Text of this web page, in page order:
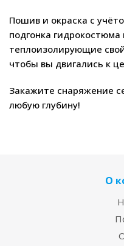
Пошив и окраска с
подгонка
теплоизолирующие
чтобы вы двигались к
Закажите снаряжение
любую глубину!
О